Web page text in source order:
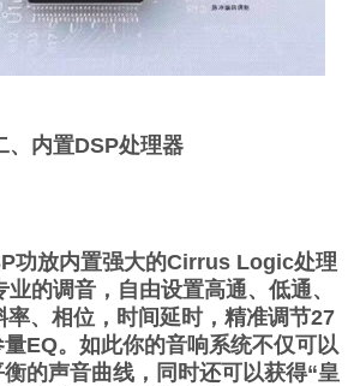
、内置DSP处理器
功放内置强大的Cirrus Logic处理
的调音，自由设置高通、低通、
率、相位，时间延时，精准调节27
EQ。如此你的音响系统不仅可以
的声音曲线，同时还可以获得“皇